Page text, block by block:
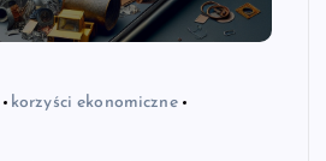
korzyści ekonomiczne